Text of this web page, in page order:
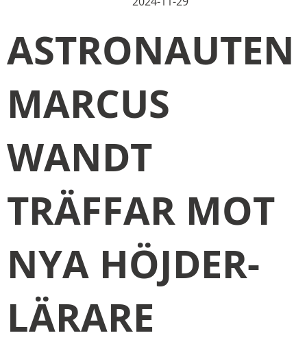
ASTRONAUTEN
MARCUS
WANDT
TRÄFFAR MOT
NYA HÖJDER-
LÄRARE